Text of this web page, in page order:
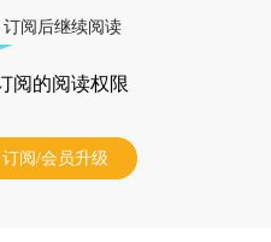
订阅后继续阅读
阅的阅读权限
订阅/会员升级